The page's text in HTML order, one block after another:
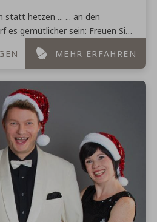
statt hetzen ... ... an den
es gemütlicher sein: Freuen Sie
Frühstück bis 13:00 Uhr. ...
MEHR ERFAHREN